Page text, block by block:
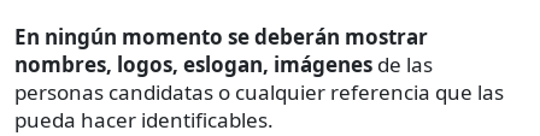
En ningún momento se deberán mostrar
nombres, logos, eslogan, imágenes de las
personas candidatas o cualquier referencia que las
pueda hacer identificables.